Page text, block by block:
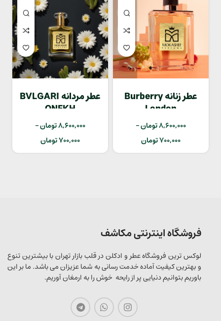
عطر زنانه Burberry
London
8,600,000تومان–
700,000تومان
عطر مردانه BVLGARI
ONEKH
8,600,000تومان–
700,000تومان
فروشگاه اینترنتی مکاشف
لوکس ترین فروشگاه عطر و ادکلن در قلب بازار تهران با بیشترین تنوع
و بهترین کیفیت آماده خدمت رسانی به شما عزیزان می باشد. ما بر این
باوریم بتوانیم دنیایی پر از رایحه خوش را به ارمغان آوریم.